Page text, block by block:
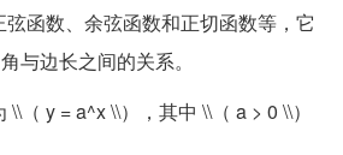
函数、余弦函数和正切函数等，它
与边长之间的关系。
（ y = a^x \\），其中 \\（ a > 0 \\）